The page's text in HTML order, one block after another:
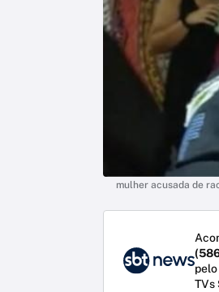
mulher acusada de
pelo
TVs